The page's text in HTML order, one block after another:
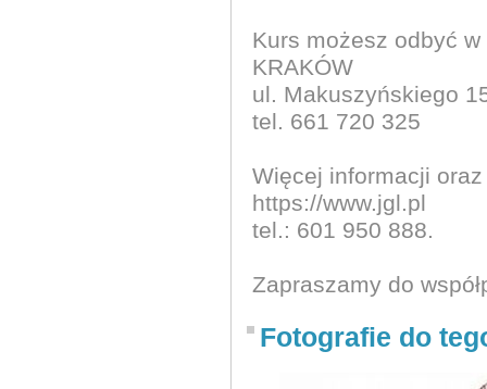
Kurs możesz odbyć
KRAKÓW
ul. Makuszyńskiego
tel. 661 720 325
Więcej informacji
https://www.jgl.pl
tel.: 601 950 888.
Zapraszamy do
Fotografie do